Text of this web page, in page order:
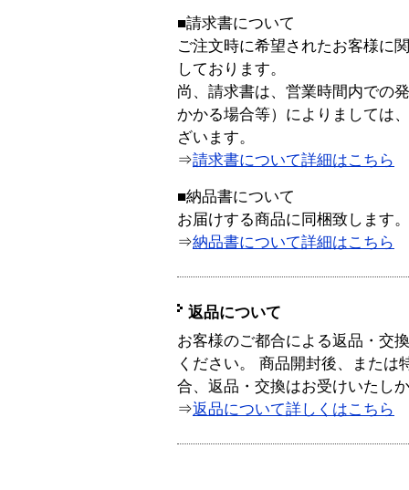
■請求書について
ご注文時に希望されたお客様に
しております。
尚、請求書は、営業時間内での
かかる場合等）によりましては
ざいます。
⇒請求書について詳細はこちら
■納品書について
お届けする商品に同梱致します。
⇒納品書について詳細はこちら
返品について
お客様のご都合による返品・交
ください。 商品開封後、または
合、返品・交換はお受けいたし
⇒返品について詳しくはこちら